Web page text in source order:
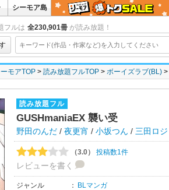
シーモア島
フルは 全230,901冊 が読み放題！
モアTOP 読み放題フルTOP ボーイズラブ(BL)
読み放題フル
GUSHmaniaEX 襲い受
野田のんだ / 夜更宵 / 小坂つん / 三田ロジ
（3.0） 投稿数1件
レビューを書く
ジャンル ： BLマンガ